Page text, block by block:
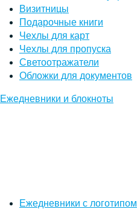
Визитницы
Подарочные книги
Чехлы для карт
Чехлы для пропуска
Светоотражатели
Обложки для документов
Ежедневники и блокноты
Ежедневники с логотипом